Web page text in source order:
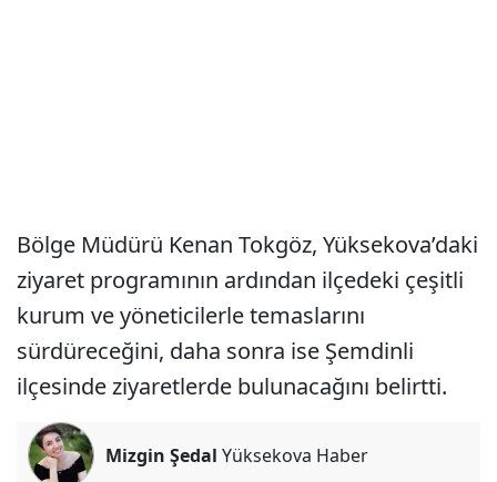
Bölge Müdürü Kenan Tokgöz, Yüksekova’daki
ziyaret programının ardından ilçedeki çeşitli
kurum ve yöneticilerle temaslarını
sürdüreceğini, daha sonra ise Şemdinli
ilçesinde ziyaretlerde bulunacağını belirtti.
Mizgin Şedal Yüksekova Haber